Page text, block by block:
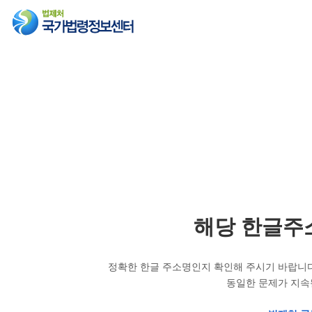
해당 한글주
정확한 한글 주소명인지 확인해 주시기 바랍
동일한 문제가 지